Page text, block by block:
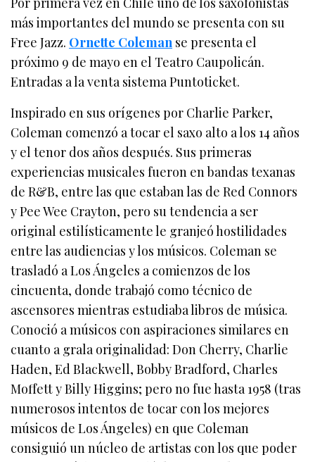
más importantes del mundo se presenta con su
Free Jazz. Ornette Coleman se presenta el
próximo 9 de mayo en el Teatro Caupolicán.
Entradas a la venta sistema Puntoticket.
Inspirado en sus orígenes por Charlie Parker,
Coleman comenzó a tocar el saxo alto a los 14 años
y el tenor dos años después. Sus primeras
experiencias musicales fueron en bandas texanas
de R&B, entre las que estaban las de Red Connors
y Pee Wee Crayton, pero su tendencia a ser
original estilísticamente le granjeó hostilidades
entre las audiencias y los músicos. Coleman se
trasladó a Los Ángeles a comienzos de los
cincuenta, donde trabajó como técnico de
ascensores mientras estudiaba libros de música.
Conoció a músicos con aspiraciones similares en
cuanto a grala originalidad: Don Cherry, Charlie
Haden, Ed Blackwell, Bobby Bradford, Charles
Moffett y Billy Higgins; pero no fue hasta 1958 (tras
numerosos intentos de tocar con los mejores
músicos de Los Ángeles) en que Coleman
consiguió un núcleo de artistas con los que poder